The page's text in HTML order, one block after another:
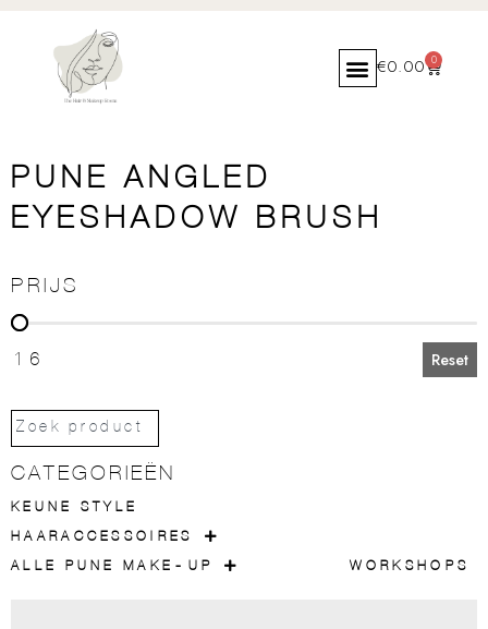
€0.00 0
PUNE ANGLED
EYESHADOW BRUSH
PRIJS
PRIJS
16 Reset
CATEGORIEËN
KEUNE STYLE
HAARACCESSOIRES
ALLE PUNE MAKE-UP
WORKSHOPS